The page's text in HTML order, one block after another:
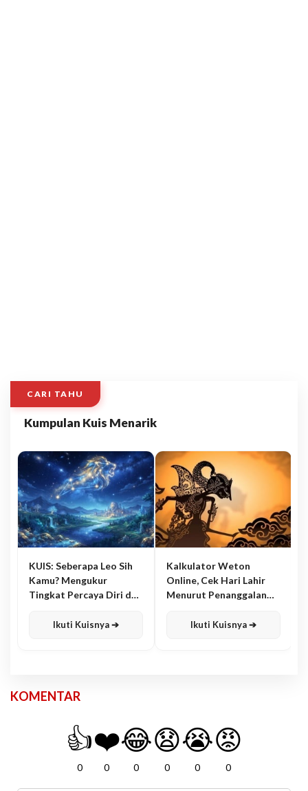
CARI TAHU
Kumpulan Kuis Menarik
KUIS: Seberapa Leo Sih
Kamu? Mengukur
Tingkat Percaya Diri dan
Ikuti Kuisnya ➔
Kalkulator Weton
Online, Cek Hari Lahir
Menurut Penanggalan
Ikuti Kuisnya ➔
KOMENTAR
👍
0
❤️
0
😂
0
😧
0
😭
0
😡
0